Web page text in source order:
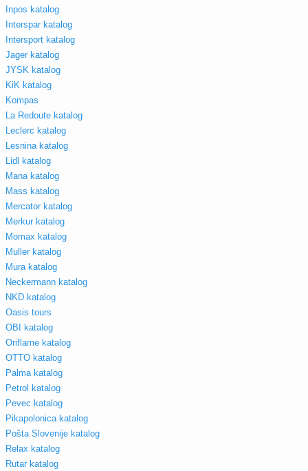
Inpos katalog
Interspar katalog
Intersport katalog
Jager katalog
JYSK katalog
KiK katalog
Kompas
La Redoute katalog
Leclerc katalog
Lesnina katalog
Lidl katalog
Mana katalog
Mass katalog
Mercator katalog
Merkur katalog
Momax katalog
Muller katalog
Mura katalog
Neckermann katalog
NKD katalog
Oasis tours
OBI katalog
Oriflame katalog
OTTO katalog
Palma katalog
Petrol katalog
Pevec katalog
Pikapolonica katalog
Pošta Slovenije katalog
Relax katalog
Rutar katalog